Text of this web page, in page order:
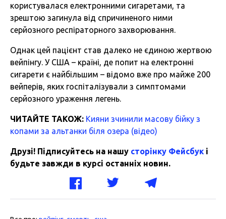
користувалася електронними сигаретами, та
зрештою загинула від спричиненого ними
серйозного респіраторного захворювання.
Однак цей пацієнт став далеко не єдиною жертвою
вейпінгу. У США – країні, де попит на електронні
сигарети є найбільшим – відомо вже про майже 200
вейперів, яких госпіталізували з симптомами
серйозного ураження легень.
ЧИТАЙТЕ ТАКОЖ: Кияни зчинили масову бійку з
копами за альтанки біля озера (відео)
Друзі! Підписуйтесь на нашу сторінку Фейсбук і
будьте завжди в курсі останніх новин.